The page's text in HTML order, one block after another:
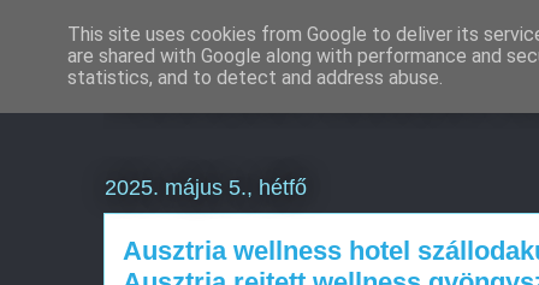
Weboldal készítés
2025. május 5., hétfő
Ausztria wellness hotel
This site uses cookies from Google to deliver its
are shared with Google along with performance and
statistics, and to detect and address abuse.